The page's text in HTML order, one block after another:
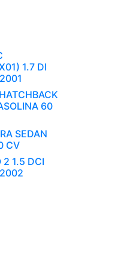
1.7 DI
60
SEDAN
CV
2 1.5 DCI